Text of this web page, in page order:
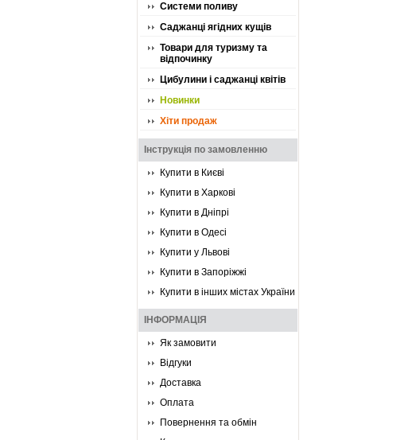
Системи поливу
Саджанці ягідних кущів
Товари для туризму та
відпочинку
Цибулини і саджанці квітів
Новинки
Хіти продаж
Інструкція по замовленню
Купити в Києві
Купити в Харкові
Купити в Дніпрі
Купити в Одесі
Купити у Львові
Купити в Запоріжжі
Купити в інших містах України
ІНФОРМАЦІЯ
Як замовити
Відгуки
Доставка
Оплата
Повернення та обмін